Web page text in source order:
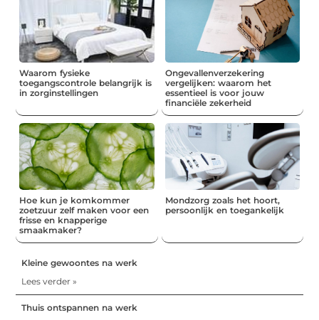
Waarom fysieke
toegangscontrole belangrijk is
in zorginstellingen
Ongevallenverzekering
vergelijken: waarom het
essentieel is voor jouw
financiële zekerheid
Hoe kun je komkommer
zoetzuur zelf maken voor een
frisse en knapperige
smaakmaker?
Mondzorg zoals het hoort,
persoonlijk en toegankelijk
Kleine gewoontes na werk
Lees verder »
Thuis ontspannen na werk